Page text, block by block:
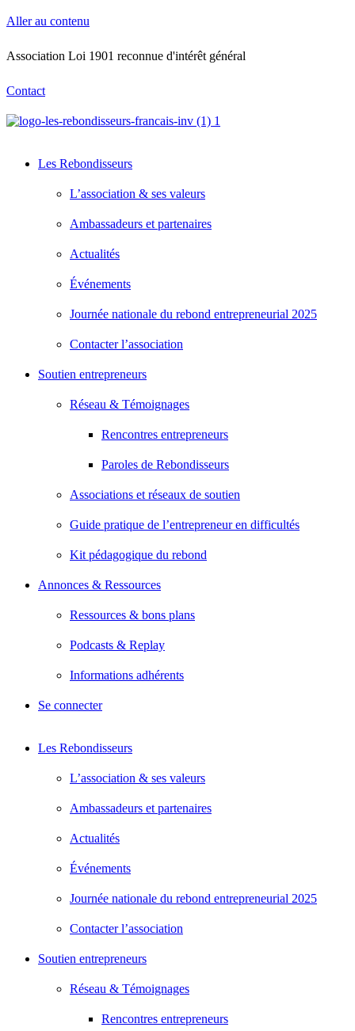
Aller au contenu
Association Loi 1901 reconnue d'intérêt général
Contact
Les Rebondisseurs
L’association & ses valeurs
Ambassadeurs et partenaires
Actualités
Événements
Journée nationale du rebond entrepreneurial 2025
Contacter l’association
Soutien entrepreneurs
Réseau & Témoignages
Rencontres entrepreneurs
Paroles de Rebondisseurs
Associations et réseaux de soutien
Guide pratique de l’entrepreneur en difficultés
Kit pédagogique du rebond
Annonces & Ressources
Ressources & bons plans
Podcasts & Replay
Informations adhérents
Se connecter
Les Rebondisseurs
L’association & ses valeurs
Ambassadeurs et partenaires
Actualités
Événements
Journée nationale du rebond entrepreneurial 2025
Contacter l’association
Soutien entrepreneurs
Réseau & Témoignages
Rencontres entrepreneurs